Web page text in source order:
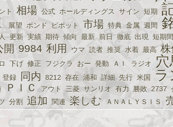
ト 相場 公式 ホールディングス サイン 短期
展望 ポンド ピポット 市場 特典 金属 週間
更新 実績 期待 傾向 最新 前日 徹底 出現 短期間
開 9984 利用 ウマ 読者 推奨 水着 最高 株
下げ 修正 フジクラ おー 発動 ＡＩ ラジオ 穴
登録 同内 8212 存在 浦和 詳細 先行 米国 ラ
ＰＩＣ アウト 三菱 サンリオ 有力 勝敗 2737
分割 追加 関連 楽しむ ＡＮＡＬＹＳＩＳ